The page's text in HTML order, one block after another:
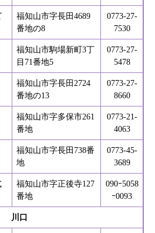
福知山市字長田4689
番地の8
0773-27-
7530
福知山市駒場新町3丁
目71番地5
0773-27-
5478
福知山市字長田2724
番地の13
0773-27-
8660
福知山市字多保市261
番地
0773-21-
4063
福知山市字長田738番
地
0773-45-
3689
福知山市字正後寺127
番地
090ｰ5058
ｰ0093
川口